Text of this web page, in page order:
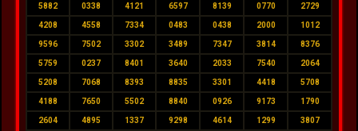
5882 0338 4121 6597 8139 0770 2729
4208 4558 7334 0483 0438 2000 1012
9596 7502 3302 3489 7347 3814 8376
5759 0237 8401 3640 2033 7540 2064
5208 7068 8393 8835 3301 4418 5708
4188 7650 5502 8840 0926 9173 1790
2604 4895 1337 9298 4614 1299 3807